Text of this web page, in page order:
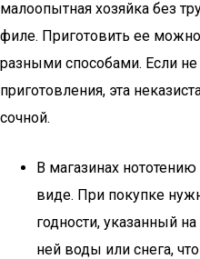
малоопытная хозяйка без
филе. Приготовить ее
разными способами. Если
приготовления, эта
сочной.
В магазинах
виде. При покупке
годности, указанный
ней воды или снега,